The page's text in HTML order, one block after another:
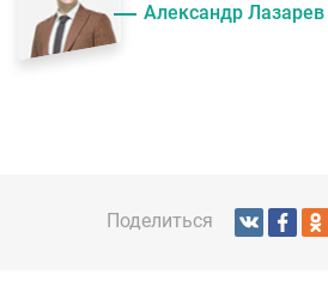
Александр Лазарев
Поделиться